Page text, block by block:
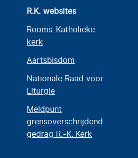
R.K. websites
Rooms-Katholieke
kerk
Aartsbisdom
Nationale Raad voor
Liturgie
Meldpunt
grensoverschrijdend
gedrag R.-K. Kerk